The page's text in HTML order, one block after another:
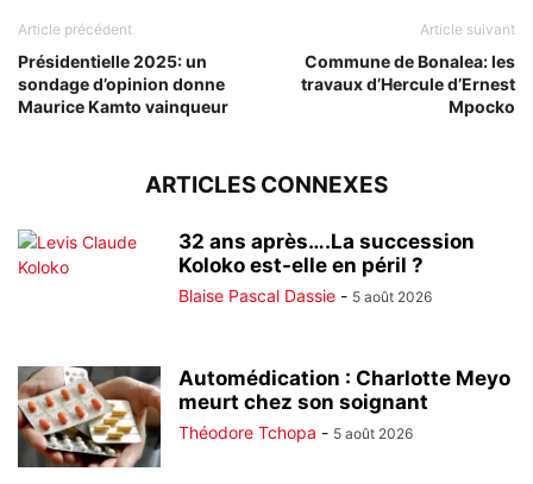
Article précédent
Présidentielle 2025: un
sondage d’opinion donne
Maurice Kamto vainqueur
Article suivant
Commune de Bonalea: les
travaux d’Hercule d’Ernest
Mpocko
ARTICLES CONNEXES
32 ans après….La succession
Koloko est-elle en péril ?
Blaise Pascal Dassie - 5 août 2026
Automédication : Charlotte Meyo
meurt chez son soignant
Théodore Tchopa - 5 août 2026